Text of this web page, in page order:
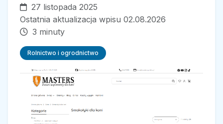
27 listopada 2025
Ostatnia aktualizacja wpisu 02.08.2026
3 minuty
Rolnictwo i ogrodnictwo